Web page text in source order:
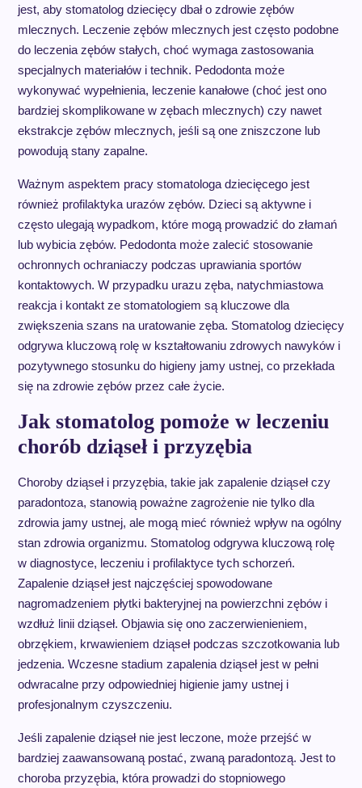
jest, aby stomatolog dziecięcy dbał o zdrowie zębów
mlecznych. Leczenie zębów mlecznych jest często podobne
do leczenia zębów stałych, choć wymaga zastosowania
specjalnych materiałów i technik. Pedodonta może
wykonywać wypełnienia, leczenie kanałowe (choć jest ono
bardziej skomplikowane w zębach mlecznych) czy nawet
ekstrakcje zębów mlecznych, jeśli są one zniszczone lub
powodują stany zapalne.
Ważnym aspektem pracy stomatologa dziecięcego jest
również profilaktyka urazów zębów. Dzieci są aktywne i
często ulegają wypadkom, które mogą prowadzić do złamań
lub wybicia zębów. Pedodonta może zalecić stosowanie
ochronnych ochraniaczy podczas uprawiania sportów
kontaktowych. W przypadku urazu zęba, natychmiastowa
reakcja i kontakt ze stomatologiem są kluczowe dla
zwiększenia szans na uratowanie zęba. Stomatolog dziecięcy
odgrywa kluczową rolę w kształtowaniu zdrowych nawyków i
pozytywnego stosunku do higieny jamy ustnej, co przekłada
się na zdrowie zębów przez całe życie.
Jak stomatolog pomoże w leczeniu
chorób dziąseł i przyzębia
Choroby dziąseł i przyzębia, takie jak zapalenie dziąseł czy
paradontoza, stanowią poważne zagrożenie nie tylko dla
zdrowia jamy ustnej, ale mogą mieć również wpływ na ogólny
stan zdrowia organizmu. Stomatolog odgrywa kluczową rolę
w diagnostyce, leczeniu i profilaktyce tych schorzeń.
Zapalenie dziąseł jest najczęściej spowodowane
nagromadzeniem płytki bakteryjnej na powierzchni zębów i
wzdłuż linii dziąseł. Objawia się ono zaczerwienieniem,
obrzękiem, krwawieniem dziąseł podczas szczotkowania lub
jedzenia. Wczesne stadium zapalenia dziąseł jest w pełni
odwracalne przy odpowiedniej higienie jamy ustnej i
profesjonalnym czyszczeniu.
Jeśli zapalenie dziąseł nie jest leczone, może przejść w
bardziej zaawansowaną postać, zwaną paradontozą. Jest to
choroba przyzębia, która prowadzi do stopniowego